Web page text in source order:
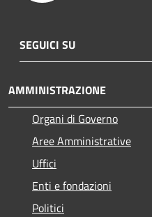
SEGUICI SU
AMMINISTRAZIONE
Organi di Governo
Aree Amministrative
Uffici
Enti e fondazioni
Politici